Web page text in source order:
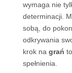
wymaga nie
determinacji.
sobą, do
odkrywania
krok na grań
spełnienia.